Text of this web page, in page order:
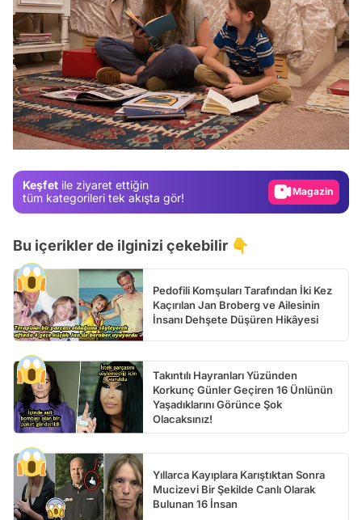
Keşfet ile ziyaret ettiğin
tüm kategorileri tek akışta gör!
Video
Test
Gündem
Video
Bu içerikler de ilginizi çekebilir 👇
Pedofili Komşuları Tarafından İki Kez
Kaçırılan Jan Broberg ve Ailesinin
İnsanı Dehşete Düşüren Hikâyesi
Takıntılı Hayranları Yüzünden
Korkunç Günler Geçiren 16 Ünlünün
Yaşadıklarını Görünce Şok
Olacaksınız!
Yıllarca Kayıplara Karıştıktan Sonra
Mucizevi Bir Şekilde Canlı Olarak
Bulunan 16 İnsan